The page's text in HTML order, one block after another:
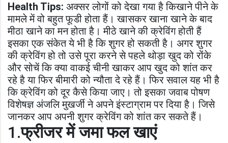
Health Tips: अक्सर लोगों को देखा गया है किखाने पीने के
मामले में वो बहुत फूडी होता हैं। खासकर खाना खाने के बाद
मीठा खाने का मन होता है। मीठे खाने की क्रेविंग होती हैं
इसका एक संकेत ये भी है कि शुगर हो सकती है। अगर शुगर
की क्रेविंग हो तो उसे पूरा करने से पहले थोड़ा खुद को रोंके
और सोचें कि क्या वाकई चीनी खाकर आप खुद को शांत कर
रहे है या फिर बीमारी को न्यौता दे रहे हैं। फिर सवाल यह भी है
कि क्रेविंग को दूर कैसे किया जाए। तो इसका जवाब पोषण
विशेषज्ञ अंजलि मुखर्जी ने अपने इंस्टाग्राम पर दिया है। जिसे
जानकर आप अपनी शुगर क्रेविंग को शांत कर सकते हैं।
1.फ्रीजर में जमा फल खाएं